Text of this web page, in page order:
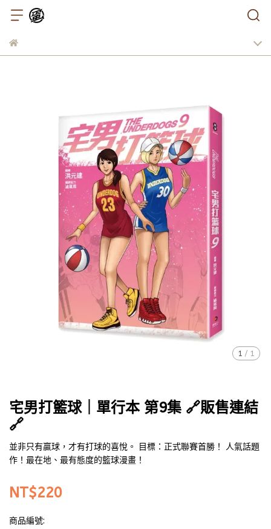
1 / 1
宅男打籃球｜單行本 第9集 🔗販售連結
🔗
並非只有贏球，才有打球的喜悅。 目標：正式聯賽首勝！ 人氣話題
作！最在地、最有態度的籃球漫畫！
NT$220
商品編號: